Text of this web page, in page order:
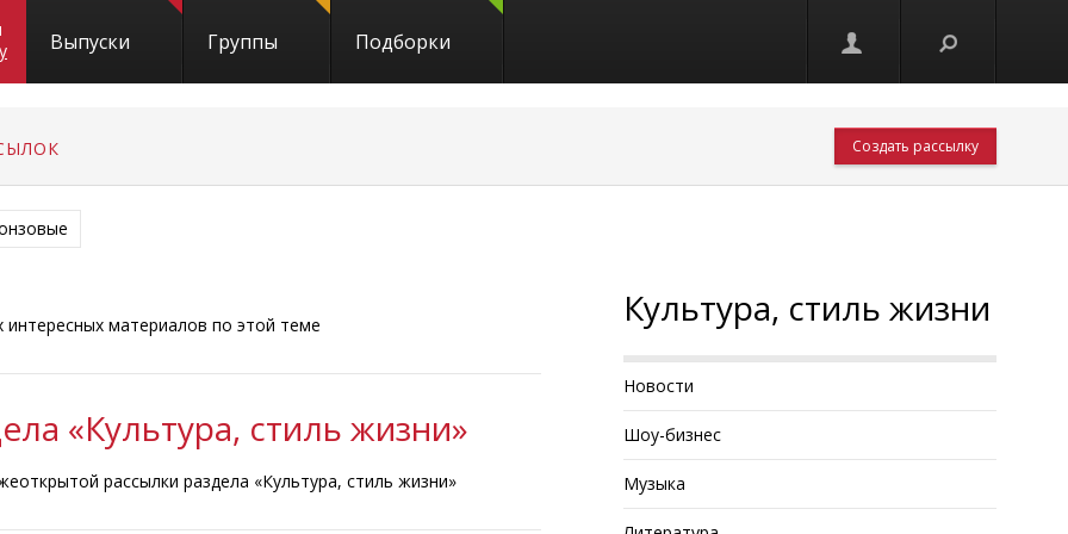
Выпуски Группы Подборки
Создать рассылку
интересных материалов по этой теме
«Культура, стиль жизни»
рассылки раздела «Культура, стиль жизни»
Культура, стиль жизни
Новости
Шоу-бизнес
Музыка